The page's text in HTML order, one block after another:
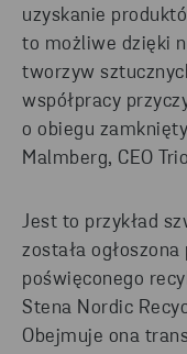
uzyskanie
to możliwe dzięki
tworzyw
współpracy
o obiegu
Malmberg, CEO
Jest to przykład
została
poświęconego
Stena Nordic
Obejmuje ona